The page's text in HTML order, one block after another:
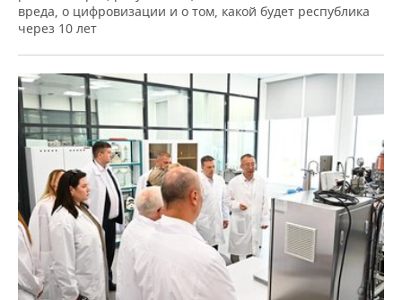
вреда, о цифровизации и о том, какой будет республика
через 10 лет